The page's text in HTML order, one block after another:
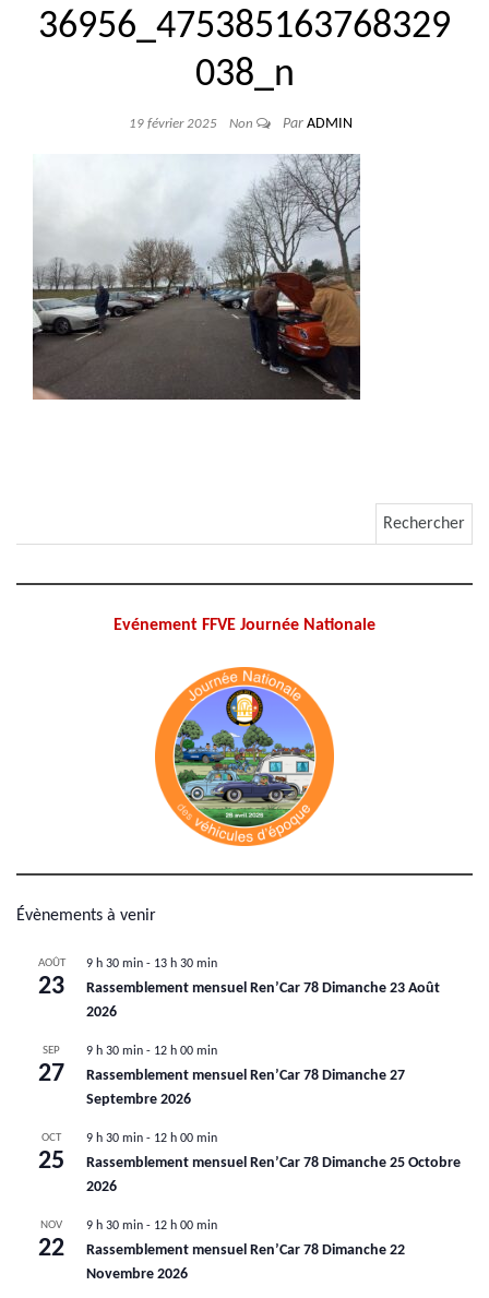
36956_475385163768329
038_n
19 février 2025 Non Par ADMIN
Evénement FFVE Journée Nationale
Évènements à venir
AOÛT
23
9 h 30 min - 13 h 30 min
Rassemblement mensuel Ren’Car 78 Dimanche 23 Août
2026
SEP
27
9 h 30 min - 12 h 00 min
Rassemblement mensuel Ren’Car 78 Dimanche 27
Septembre 2026
OCT
25
9 h 30 min - 12 h 00 min
Rassemblement mensuel Ren’Car 78 Dimanche 25 Octobre
2026
NOV
22
9 h 30 min - 12 h 00 min
Rassemblement mensuel Ren’Car 78 Dimanche 22
Novembre 2026